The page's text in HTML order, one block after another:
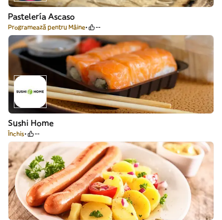
Pastelería Ascaso
Programează pentru Mâine --
Sushi Home
Închis --